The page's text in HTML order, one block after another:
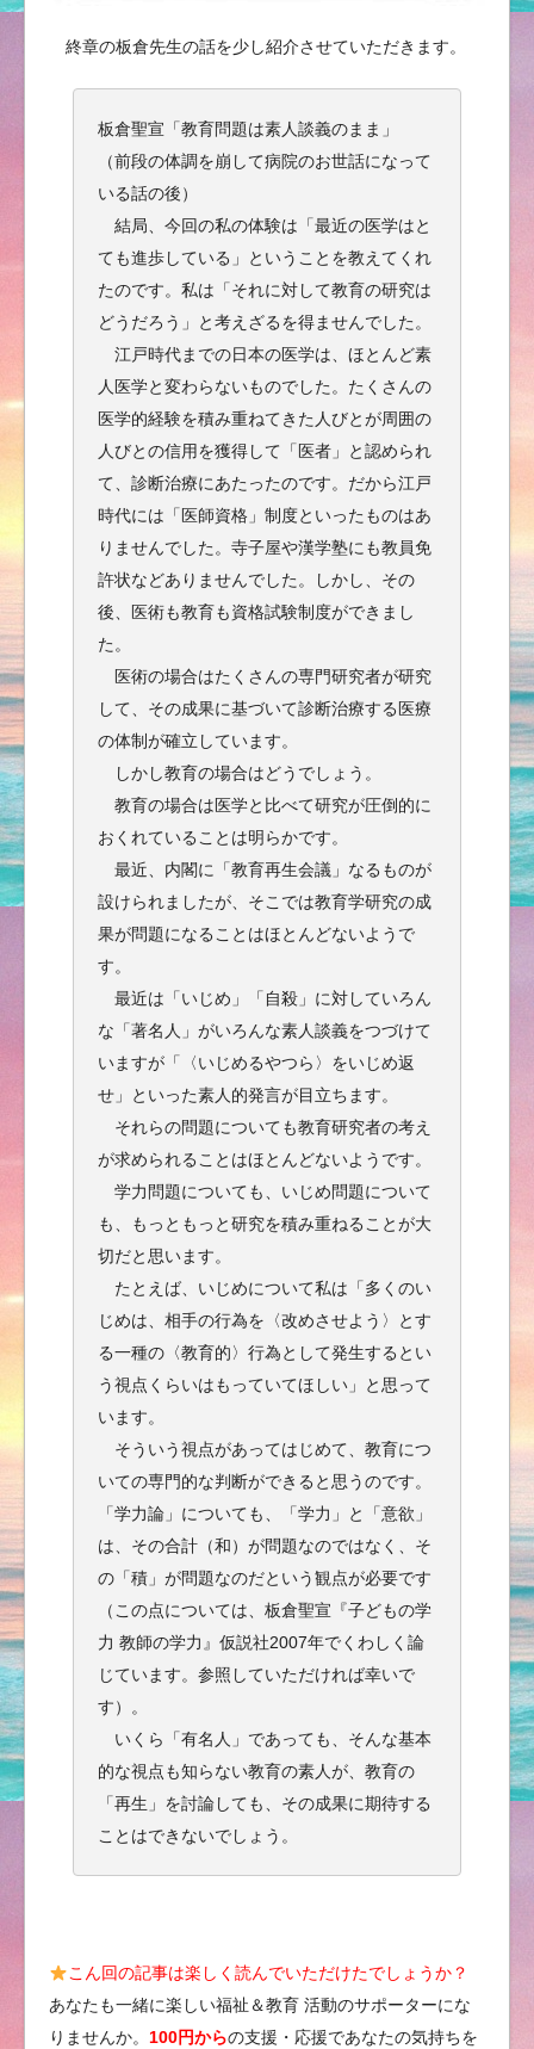
終章の板倉先生の話を少し紹介させていただきます。
板倉聖宣「教育問題は素人談義のまま」
（前段の体調を崩して病院のお世話になって
いる話の後）
結局、今回の私の体験は「最近の医学はと
ても進歩している」ということを教えてくれ
たのです。私は「それに対して教育の研究は
どうだろう」と考えざるを得ませんでした。
江戸時代までの日本の医学は、ほとんど素
人医学と変わらないものでした。たくさんの
医学的経験を積み重ねてきた人びとが周囲の
人びとの信用を獲得して「医者」と認められ
て、診断治療にあたったのです。だから江戸
時代には「医師資格」制度といったものはあ
りませんでした。寺子屋や漢学塾にも教員免
許状などありませんでした。しかし、その
後、医術も教育も資格試験制度ができまし
た。
医術の場合はたくさんの専門研究者が研究
して、その成果に基づいて診断治療する医療
の体制が確立しています。
しかし教育の場合はどうでしょう。
教育の場合は医学と比べて研究が圧倒的に
おくれていることは明らかです。
最近、内閣に「教育再生会議」なるものが
設けられましたが、そこでは教育学研究の成
果が問題になることはほとんどないようで
す。
最近は「いじめ」「自殺」に対していろん
な「著名人」がいろんな素人談義をつづけて
いますが「〈いじめるやつら〉をいじめ返
せ」といった素人的発言が目立ちます。
それらの問題についても教育研究者の考え
が求められることはほとんどないようです。
学力問題についても、いじめ問題について
も、もっともっと研究を積み重ねることが大
切だと思います。
たとえば、いじめについて私は「多くのい
じめは、相手の行為を〈改めさせよう〉とす
る一種の〈教育的〉行為として発生するとい
う視点くらいはもっていてほしい」と思って
います。
そういう視点があってはじめて、教育につ
いての専門的な判断ができると思うのです。
「学力論」についても、「学力」と「意欲」
は、その合計（和）が問題なのではなく、そ
の「積」が問題なのだという観点が必要です
（この点については、板倉聖宣『子どもの学
力 教師の学力』仮説社2007年でくわしく論
じています。参照していただければ幸いで
す）。
いくら「有名人」であっても、そんな基本
的な視点も知らない教育の素人が、教育の
「再生」を討論しても、その成果に期待する
ことはできないでしょう。
こん回の記事は楽しく読んでいただけたでしょうか？
あなたも一緒に楽しい福祉＆教育 活動のサポーターにな
りませんか。 100円からの支援・応援であなたの気持ちを